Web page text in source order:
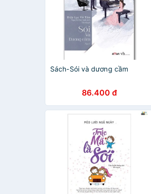
Sách-Sói và dương cầm
86.400 đ